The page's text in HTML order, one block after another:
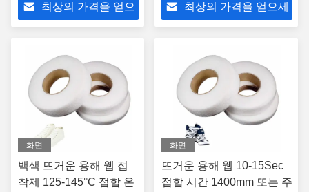
최상의 가격을 얻으
최상의 가격을 얻으세
화면
백색 뜨거운 용해 웹 접
착제 125-145°C 접합 온
화면
뜨거운 용해 웹 10-15Sec
접합 시간 1400mm 또는 주